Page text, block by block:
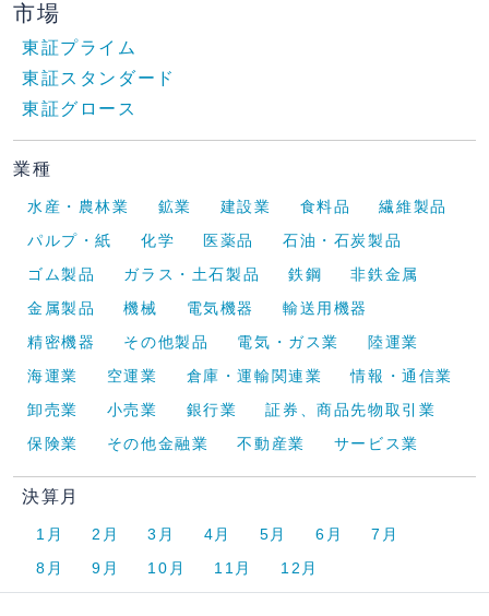
市場
東証プライム
東証スタンダード
東証グロース
業種
水産・農林業 鉱業 建設業 食料品
繊維製品
パルプ・紙
化学 医薬品
石油・石炭製品
ゴム製品
ガラス・土石製品 鉄鋼
非鉄金属
金属製品
機械 電気機器
輸送用機器
精密機器
その他製品 電気・ガス業
陸運業
海運業
空運業 倉庫・運輸関連業
情報・通信業
卸売業
小売業 銀行業
証券、商品先物取引業
保険業
その他金融業 不動産業 サービス業
決算月
1月 2月 3月 4月 5月 6月
7月
8月
9月 10月 11月 12月